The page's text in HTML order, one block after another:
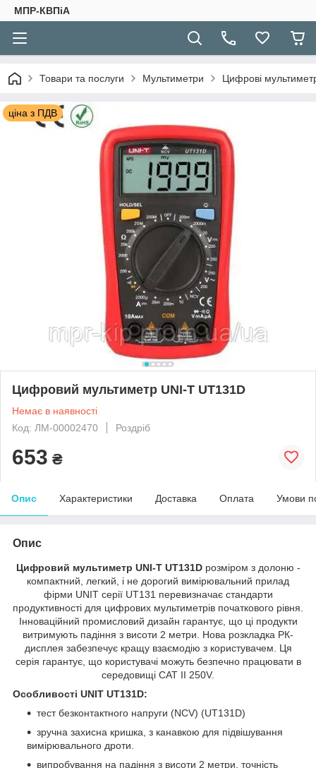
МПР-КВПіА
Товари та послуги Мультиметри Цифрові
ціна з ПДВ
Цифровий мультиметр UNI-T UT131D
Немає в наявності
Код: ЛМ-00002470
Роздріб
653 ₴
Опис Характеристики Доставка Оплата Умови
Опис
Цифровий мультиметр UNI-T UT131D розміром з долоню -
компактний, легкий, і не дорогий вимірювальний прилад
фірми UNIT серії UT131 перевизначає стандарти
продуктивності для цифрових мультиметрів початкового рівня.
Інноваційний промисловий дизайн гарантує, що ці продукти
витримують падіння з висоти 2 метри. Нова розкладка РК-
дисплея забезпечує кращу взаємодію з користувачем. Ця
серія гарантує, що користувачі можуть безпечно працювати в
середовищі CAT II 250V.
Особливості UNIT UT131D:
тест безконтактного напруги (NCV) (UT131D)
зручна захисна кришка, з канавкою для підвішування
вимірювального дроти.
випробування на падіння з висоти 2 метри, точність